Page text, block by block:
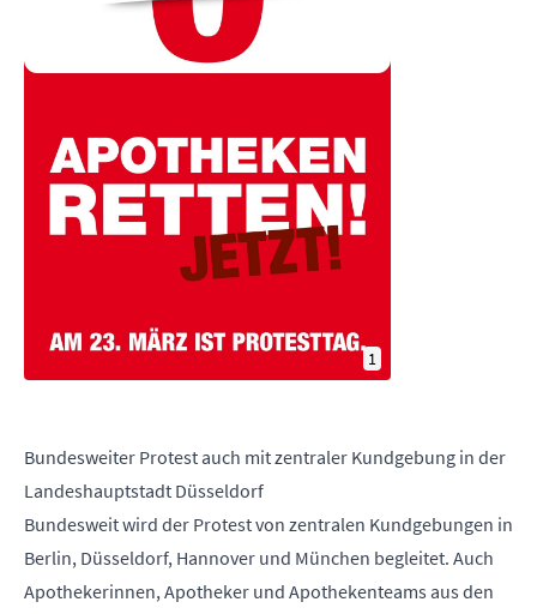
1
Bundesweiter Protest auch mit zentraler Kundgebung in der
Landeshauptstadt Düsseldorf
Bundesweit wird der Protest von zentralen Kundgebungen in
Berlin, Düsseldorf, Hannover und München begleitet. Auch
Apothekerinnen, Apotheker und Apothekenteams aus den